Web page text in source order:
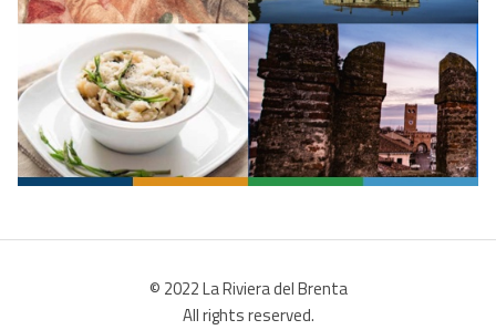
© 2022 La Riviera del Brenta
All rights reserved.